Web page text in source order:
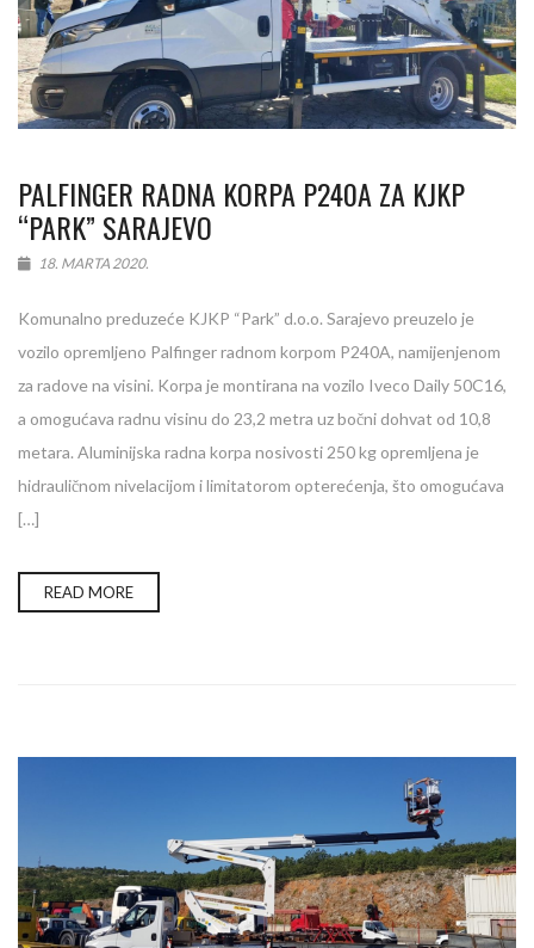
PALFINGER RADNA KORPA P240A ZA KJKP
“PARK” SARAJEVO
18. MARTA 2020.
Komunalno preduzeće KJKP “Park” d.o.o. Sarajevo preuzelo je
vozilo opremljeno Palfinger radnom korpom P240A, namijenjenom
za radove na visini. Korpa je montirana na vozilo Iveco Daily 50C16,
a omogućava radnu visinu do 23,2 metra uz bočni dohvat od 10,8
metara. Aluminijska radna korpa nosivosti 250 kg opremljena je
hidrauličnom nivelacijom i limitatorom opterećenja, što omogućava
[…]
READ MORE